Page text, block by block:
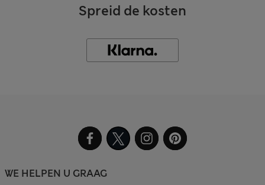
Spreid de kosten
WE HELPEN U GRAAG